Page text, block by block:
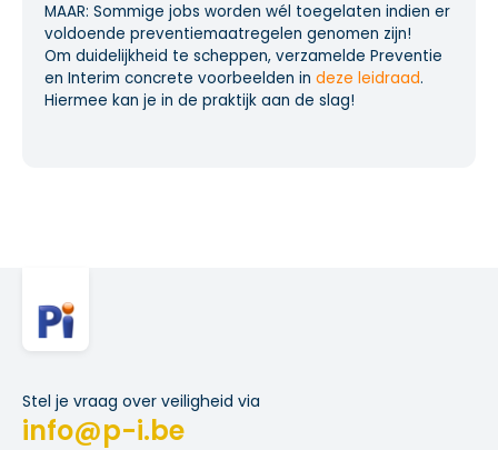
MAAR: Sommige jobs worden wél toegelaten indien er
voldoende preventiemaatregelen genomen zijn!
Om duidelijkheid te scheppen, verzamelde Preventie
en Interim concrete voorbeelden in deze leidraad.
Hiermee kan je in de praktijk aan de slag!
Stel je vraag over veiligheid via
info@p-i.be